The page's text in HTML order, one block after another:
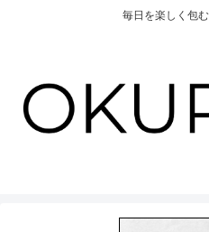
毎日を楽しく包